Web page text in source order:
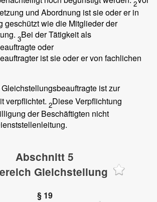
2
und Abordnung ist sie oder er in
geschützt wie die Mitglieder der
3Bei der Tätigkeit als
oder
ist sie oder er von fachlichen
ist zur
verpflichtet. 2Diese Verpflichtung
der Beschäftigten nicht
Abschnitt 5
Gleichstellung
§ 19